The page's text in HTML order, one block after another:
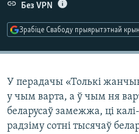
Без VPN
Зрабіце Свабоду прыярытэтнай
У перадачы «Толькі
у чым варта, а ў чым ня
беларусаў замежжа, ці
радзіму сотні тысячаў